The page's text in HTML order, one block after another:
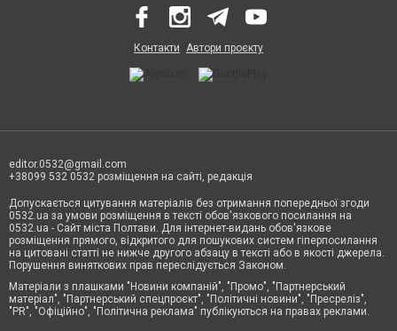
Контакти Автори проєкту
editor.0532@gmail.com
+38099 532 0532 розміщення на сайті, редакція
Допускається цитування матеріалів без отримання попередньої згоди
0532.ua за умови розміщення в тексті обов'язкового посилання на
0532.ua - Сайт міста Полтави. Для інтернет-видань обов'язкове
розміщення прямого, відкритого для пошукових систем гіперпосилання
на цитовані статті не нижче другого абзацу в тексті або в якості джерела.
Порушення виняткових прав переслідується Законом.
Матеріали з плашками "Новини компаній", "Промо", "Партнерський
матеріал", "Партнерський спецпроєкт", "Політичні новини", "Пресреліз",
"PR", "Офіційно", "Політична реклама" публікуються на правах реклами.